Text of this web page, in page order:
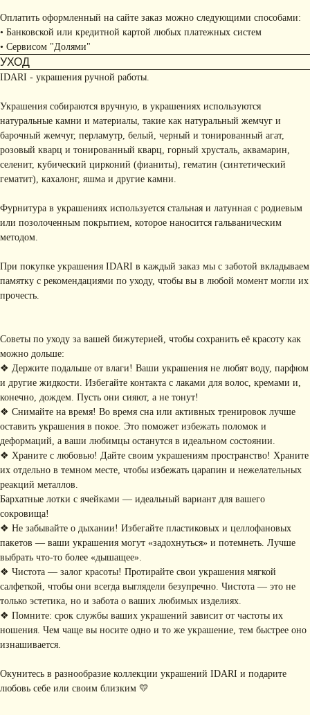
Оплатить оформленный на сайте заказ можно следующими способами:
• Банковской или кредитной картой любых платежных систем
• Сервисом "Долями"
УХОД
IDARI - украшения ручной работы.
Украшения собираются вручную, в украшениях используются
натуральные камни и материалы, такие как натуральный жемчуг и
барочный жемчуг, перламутр, белый, черный и тонированный агат,
розовый кварц и тонированный кварц, горный хрусталь, аквамарин,
селенит, кубический цирконий (фианиты), гематин (синтетический
гематит), кахалонг, яшма и другие камни.
Фурнитура в украшениях используется стальная и латунная с родиевым
или позолоченным покрытием, которое наносится гальваническим
методом.
При покупке украшения IDARI в каждый заказ мы с заботой вкладываем
памятку с рекомендациями по уходу, чтобы вы в любой момент могли их
прочесть.
Советы по уходу за вашей бижутерией, чтобы сохранить её красоту как
можно дольше:
❖ Держите подальше от влаги! Ваши украшения не любят воду, парфюм
и другие жидкости. Избегайте контакта с лаками для волос, кремами и,
конечно, дождем. Пусть они сияют, а не тонут!
❖ Снимайте на время! Во время сна или активных тренировок лучше
оставить украшения в покое. Это поможет избежать поломок и
деформаций, а ваши любимцы останутся в идеальном состоянии.
❖ Храните с любовью! Дайте своим украшениям пространство! Храните
их отдельно в темном месте, чтобы избежать царапин и нежелательных
реакций металлов.
Бархатные лотки с ячейками — идеальный вариант для вашего
сокровища!
❖ Не забывайте о дыхании! Избегайте пластиковых и целлофановых
пакетов — ваши украшения могут «задохнуться» и потемнеть. Лучше
выбрать что-то более «дышащее».
❖ Чистота — залог красоты! Протирайте свои украшения мягкой
салфеткой, чтобы они всегда выглядели безупречно. Чистота — это не
только эстетика, но и забота о ваших любимых изделиях.
❖ Помните: срок службы ваших украшений зависит от частоты их
ношения. Чем чаще вы носите одно и то же украшение, тем быстрее оно
изнашивается.
Окунитесь в разнообразие коллекции украшений IDARI и подарите
любовь себе или своим близким 💛
ПОДПИШИТЕСЬ НА
РАССЫЛКУ
Ясоглашаюсь на получение рекламной рассылки
• Обмен и возврат
по уходу
• Новости
• Упаковка
• Об IDARI
• Главная
• Каталог
+ 7 (916) 958-00-78
КОНТАКТЫ
Рассказываем о новых
коллекциях, акциях и трендах
РАЗДЕЛЫ ИНТЕРНЕТ-
МАГАЗИНА